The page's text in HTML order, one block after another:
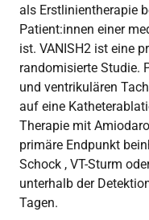
als Erstlinientherapie
Patient:innen einer
ist. VANISH2 ist eine
randomisierte Studie.
und ventrikulären
auf eine
Therapie mit
primäre Endpunkt
Schock , VT-Sturm
unterhalb der
Tagen.